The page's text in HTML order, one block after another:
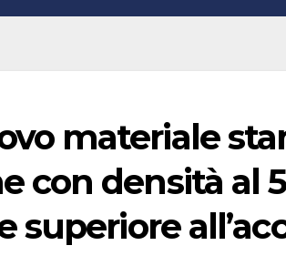
materiale
con densità al
superiore